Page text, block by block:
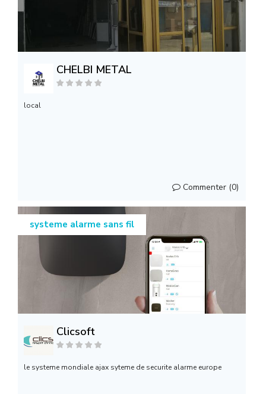
CHELBI METAL
local
Commenter (0)
systeme alarme sans fil
Clicsoft
le systeme mondiale ajax syteme de securite alarme europe